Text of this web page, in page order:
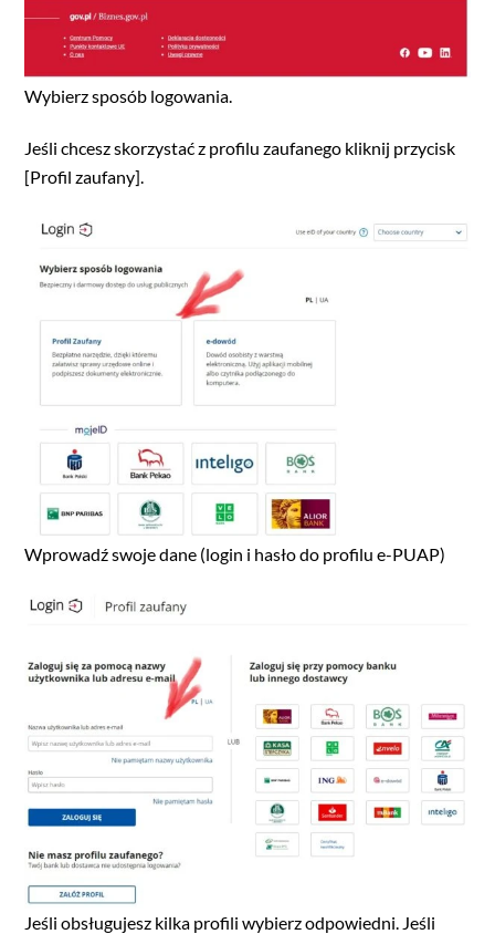
Wybierz sposób logowania.
Jeśli chcesz skorzystać z profilu zaufanego kliknij przycisk
[Profil zaufany].
Wprowadź swoje dane (login i hasło do profilu e-PUAP)
Jeśli obsługujesz kilka profili wybierz odpowiedni. Jeśli